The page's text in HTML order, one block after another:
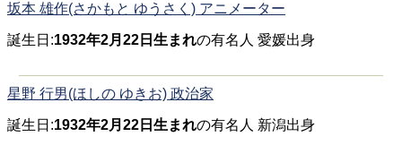
坂本 雄作(さかもと ゆうさく) アニメーター
誕生日:1932年2月22日生まれの有名人 愛媛出身
星野 行男(ほしの ゆきお) 政治家
誕生日:1932年2月22日生まれの有名人 新潟出身